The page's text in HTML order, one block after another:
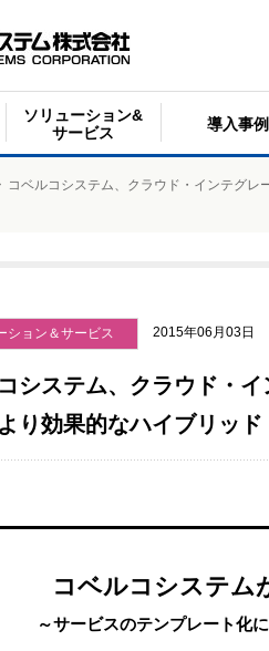
ソリューション&
サービス
導入事例
コベルコシステム、クラウド・インテグ
ション＆サービス 2015年06月03日
システム、クラウド・
り効果的なハイブリッ
コベルコシステム
～サービスのテンプレート化